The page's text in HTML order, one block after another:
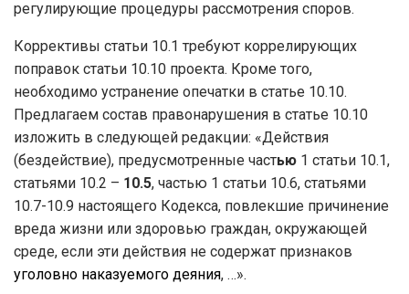
регулирующие процедуры рассмотрения споров.
Коррективы статьи 10.1 требуют коррелирующих
поправок статьи 10.10 проекта. Кроме того,
необходимо устранение опечатки в статье 10.10.
Предлагаем состав правонарушения в статье 10.10
изложить в следующей редакции: «Действия
(бездействие), предусмотренные частью 1 статьи 10.1,
статьями 10.2 – 10.5, частью 1 статьи 10.6, статьями
10.7-10.9 настоящего Кодекса, повлекшие причинение
вреда жизни или здоровью граждан, окружающей
среде, если эти действия не содержат признаков
уголовно наказуемого деяния, …».